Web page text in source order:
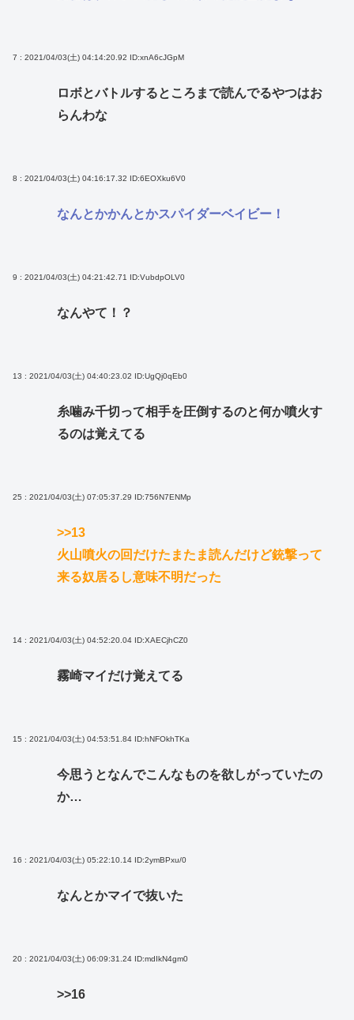
7 : 2021/04/03(土) 04:14:20.92 ID:xnA6cJGpM
ロボとバトルするところまで読んでるやつはお
らんわな
8 : 2021/04/03(土) 04:16:17.32 ID:6EOXku6V0
なんとかかんとかスパイダーベイビー！
9 : 2021/04/03(土) 04:21:42.71 ID:VubdpOLV0
なんやて！？
13 : 2021/04/03(土) 04:40:23.02 ID:UgQj0qEb0
糸噛み千切って相手を圧倒するのと何か噴火す
るのは覚えてる
25 : 2021/04/03(土) 07:05:37.29 ID:756N7ENMp
>>13
火山噴火の回だけたまたま読んだけど銃撃って
来る奴居るし意味不明だった
14 : 2021/04/03(土) 04:52:20.04 ID:XAECjhCZ0
霧崎マイだけ覚えてる
15 : 2021/04/03(土) 04:53:51.84 ID:hNFOkhTKa
今思うとなんでこんなものを欲しがっていたの
か…
16 : 2021/04/03(土) 05:22:10.14 ID:2ymBPxu/0
なんとかマイで抜いた
20 : 2021/04/03(土) 06:09:31.24 ID:mdIkN4gm0
>>16